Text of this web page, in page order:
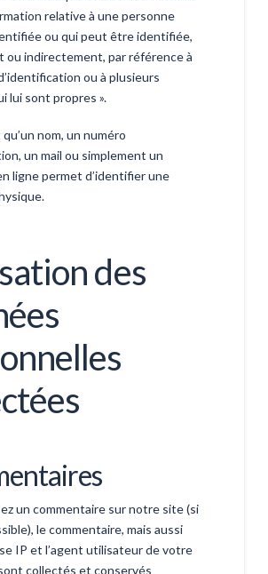
relative à une personne
ou qui peut être identifiée,
ou indirectement, par référence à
ou à plusieurs
lui sont propres ».
nom, un numéro
un mail ou simplement un
ligne permet d’identifier une
des
un commentaire sur notre site (si
le commentaire, mais aussi
IP et l’agent utilisateur de votre
collectés et conservés